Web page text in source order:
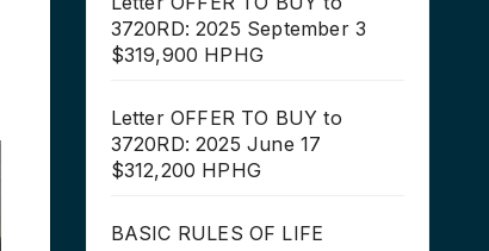
3720RD: 2025 September 3
$319,900 HPHG
Letter OFFER TO BUY to
3720RD: 2025 June 17
$312,200 HPHG
BASIC RULES OF LIFE